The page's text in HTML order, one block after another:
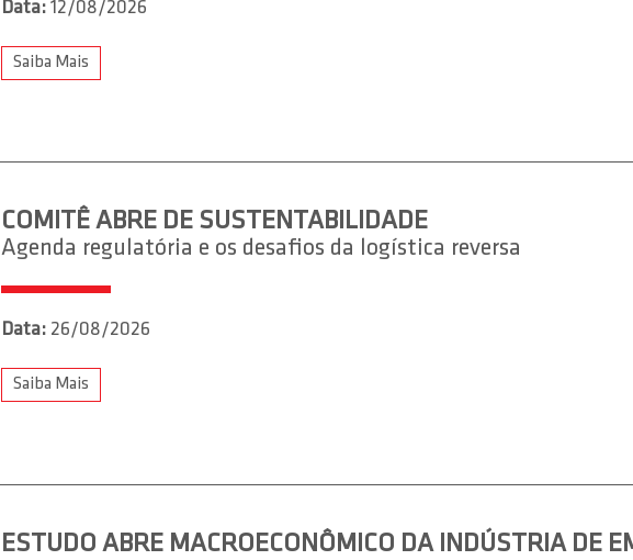
Data: 12/08/2026
Saiba Mais
COMITÊ ABRE DE SUSTENTABILIDADE
Agenda regulatória e os desafios da logística reversa
Data: 26/08/2026
Saiba Mais
ESTUDO ABRE MACROECONÔMICO DA INDÚSTRIA DE